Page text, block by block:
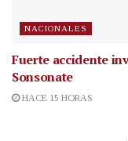
NACIONALES
Fuerte accidente
Sonsonate
HACE 15 HORAS